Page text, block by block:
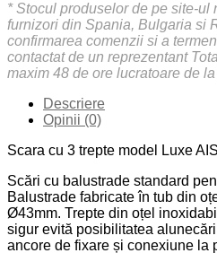
* Stocul produselor de pe site-ul
furnizori din Spania, Bulgaria si
confirmarea comenzii si a
contactat de un reprezentant
maxim 48 de ore lucratoare de
Descriere
Opinii (0)
Scara cu 3 trepte model Luxe
Scări cu balustrade standard
Balustrade fabricate în tub din
Ø43mm. Trepte din oțel
sigur evită posibilitatea
ancore de fixare și conexiune la